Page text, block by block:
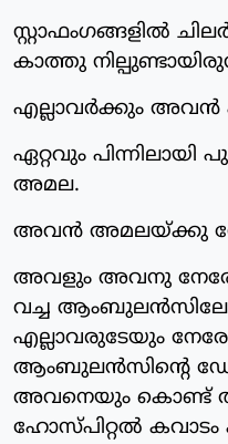
സ്റ്റാഫംഗങ്ങളില്‍
കാത്തു
എല്ലാവര്‍ക്കും അവന്‍
ഏറ്റവും പിന്നിലായി
അമല.
അവന്‍ അമലയ്ക്കു
അവളും അവനു
വച്ച
എല്ലാവരുടേയും
ആംബുലന്‍സിന്റെ
അവനെയും
ഹോസ്പിറ്റല്‍